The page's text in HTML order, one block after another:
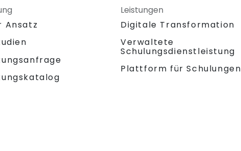
Ansatz
Leistungen
Digitale Transformation
Verwaltete
Schulungsdienstleistung
Plattform für Schulungen